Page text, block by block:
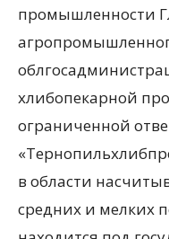
промышленности
хлибопекарной
ограниченной
в области
средних и мелких